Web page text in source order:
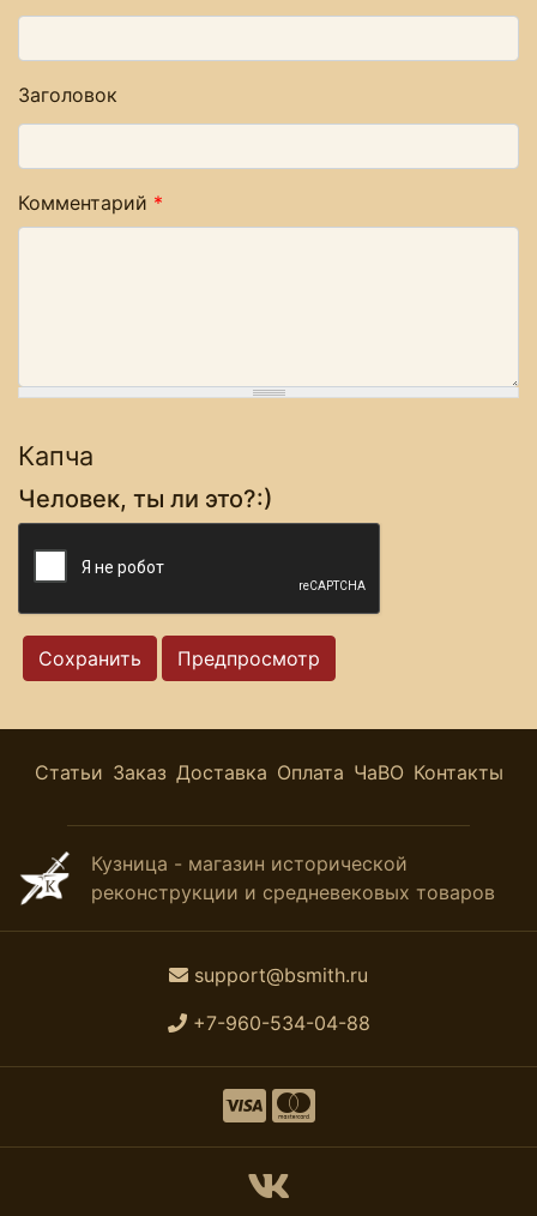
Заголовок
Комментарий *
Капча
Человек, ты ли это?:)
Статьи Заказ Доставка Оплата ЧаВО Контакты
Кузница - магазин исторической
реконструкции и средневековых товаров
support@bsmith.ru
+7-960-534-04-88